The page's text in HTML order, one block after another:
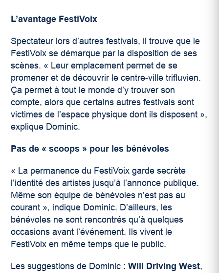
L’avantage FestiVoix
Spectateur lors d’autres festivals, il trouve que le
FestiVoix se démarque par la disposition de ses
scènes. « Leur emplacement permet de se
promener et de découvrir le centre-ville trifluvien.
Ça permet à tout le monde d’y trouver son
compte, alors que certains autres festivals sont
victimes de l’espace physique dont ils disposent »,
explique Dominic.
Pas de « scoops » pour les bénévoles
« La permanence du FestiVoix garde secrète
l’identité des artistes jusqu’à l’annonce publique.
Même son équipe de bénévoles n’est pas au
courant », indique Dominic. D’ailleurs, les
bénévoles ne sont rencontrés qu’à quelques
occasions avant l’événement. Ils vivent le
FestiVoix en même temps que le public.
Les suggestions de Dominic :Will Driving West,